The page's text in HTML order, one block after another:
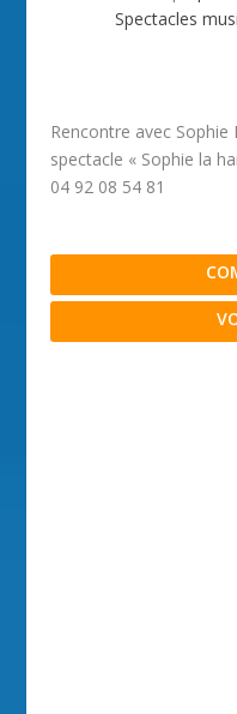
Spectacles
Rencontre avec
spectacle « Sophie la
04 92 08 54 81